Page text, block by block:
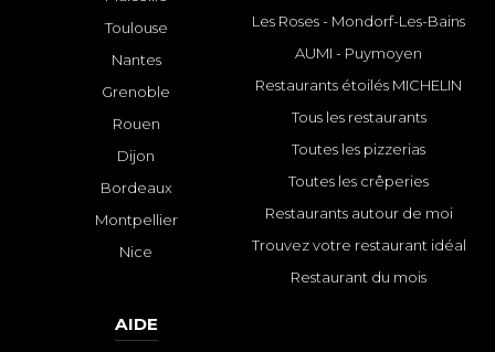
Toulouse
Nantes
Grenoble
Rouen
Dijon
Bordeaux
Montpellier
Nice
Les Roses - Mondorf-Les-Bains
AUMI - Puymoyen
Restaurants étoilés MICHELIN
Tous les restaurants
Toutes les pizzerias
Toutes les crêperies
Restaurants autour de moi
Trouvez votre restaurant idéal
Restaurant du mois
AIDE